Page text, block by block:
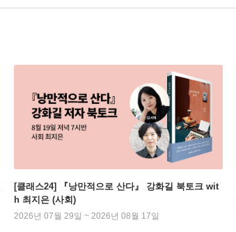
[클래스24] 『낭만적으로 산다』 강화길 북토크 wit
h 최지은 (사회)
2026년 07월 29일 ~ 2026년 08월 17일